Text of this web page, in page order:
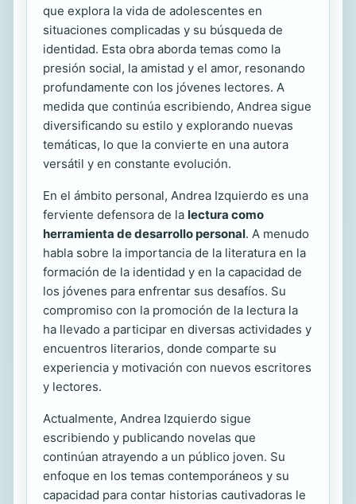
que explora la vida de adolescentes en
situaciones complicadas y su búsqueda de
identidad. Esta obra aborda temas como la
presión social, la amistad y el amor, resonando
profundamente con los jóvenes lectores. A
medida que continúa escribiendo, Andrea sigue
diversificando su estilo y explorando nuevas
temáticas, lo que la convierte en una autora
versátil y en constante evolución.
En el ámbito personal, Andrea Izquierdo es una
ferviente defensora de la lectura como
herramienta de desarrollo personal. A menudo
habla sobre la importancia de la literatura en la
formación de la identidad y en la capacidad de
los jóvenes para enfrentar sus desafíos. Su
compromiso con la promoción de la lectura la
ha llevado a participar en diversas actividades y
encuentros literarios, donde comparte su
experiencia y motivación con nuevos escritores
y lectores.
Actualmente, Andrea Izquierdo sigue
escribiendo y publicando novelas que
continúan atrayendo a un público joven. Su
enfoque en los temas contemporáneos y su
capacidad para contar historias cautivadoras le